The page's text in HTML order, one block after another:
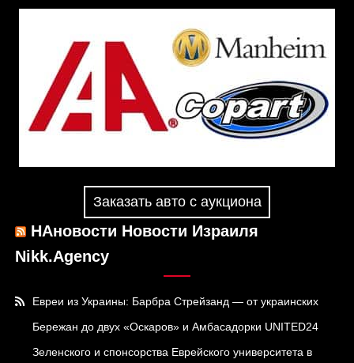
Заказать авто с аукциона
НАновости Новости Израиля
Nikk.Agency
Евреи из Украины: Барбра Стрейзанд — от украинских
Бережан до двух «Оскаров» и Амбасадорки UNITED24
Зеленского и спонсорства Еврейского университета в